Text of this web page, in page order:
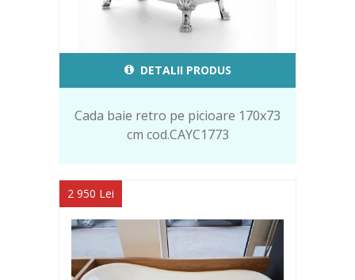
DETALII PRODUS
Cada baie retro pe picioare 170x73
cm cod.CAYC1773
2 950 Lei